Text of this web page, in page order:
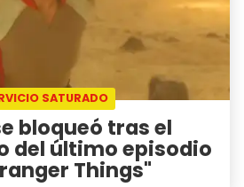
SATURADO
bloqueó tras el
del último episodio
Things"